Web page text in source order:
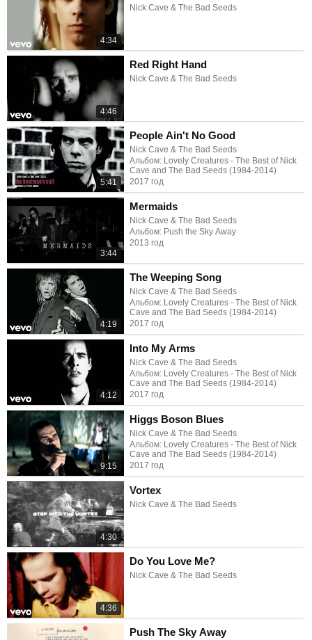
4:34
Nick Cave & The Bad Seeds
4:46
Red Right Hand
Nick Cave & The Bad Seeds
5:41
People Ain't No Good
Nick Cave & The Bad Seeds
Альбом: Lovely Creatures - The Best of Nick
Cave and The Bad Seeds (1984-2014)
2017 год
3:44
Mermaids
Nick Cave & The Bad Seeds
Альбом: Push the Sky Away
2013 год
4:19
The Weeping Song
Nick Cave & The Bad Seeds
Альбом: Lovely Creatures - The Best of Nick
Cave and The Bad Seeds (1984-2014)
2017 год
4:12
Into My Arms
Nick Cave & The Bad Seeds
Альбом: Lovely Creatures - The Best of Nick
Cave and The Bad Seeds (1984-2014)
2017 год
9:15
Higgs Boson Blues
Nick Cave & The Bad Seeds
Альбом: Lovely Creatures - The Best of Nick
Cave and The Bad Seeds (1984-2014)
2017 год
4:30
Vortex
Nick Cave & The Bad Seeds
4:36
Do You Love Me?
Nick Cave & The Bad Seeds
Push The Sky Away